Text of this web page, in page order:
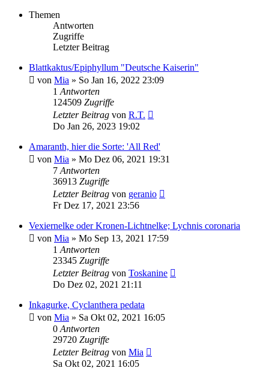
Themen
Antworten
Zugriffe
Letzter Beitrag
Blattkaktus/Epiphyllum "Deutsche Kaiserin"
von Mia » So Jan 16, 2022 23:09
1 Antworten
124509 Zugriffe
Letzter Beitrag von R.T.
Do Jan 26, 2023 19:02
Amaranth, hier die Sorte: 'All Red'
von Mia » Mo Dez 06, 2021 19:31
7 Antworten
36913 Zugriffe
Letzter Beitrag von geranio
Fr Dez 17, 2021 23:56
Vexiernelke oder Kronen-Lichtnelke; Lychnis coronaria
von Mia » Mo Sep 13, 2021 17:59
1 Antworten
23345 Zugriffe
Letzter Beitrag von Toskanine
Do Dez 02, 2021 21:11
Inkagurke, Cyclanthera pedata
von Mia » Sa Okt 02, 2021 16:05
0 Antworten
29720 Zugriffe
Letzter Beitrag von Mia
Sa Okt 02, 2021 16:05